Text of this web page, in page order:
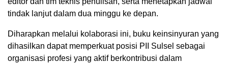
tindak lanjut dalam dua minggu ke depan.
Diharapkan melalui kolaborasi ini, buku keinsinyuran yang
dihasilkan dapat memperkuat posisi PII Sulsel sebagai
organisasi profesi yang aktif berkontribusi dalam